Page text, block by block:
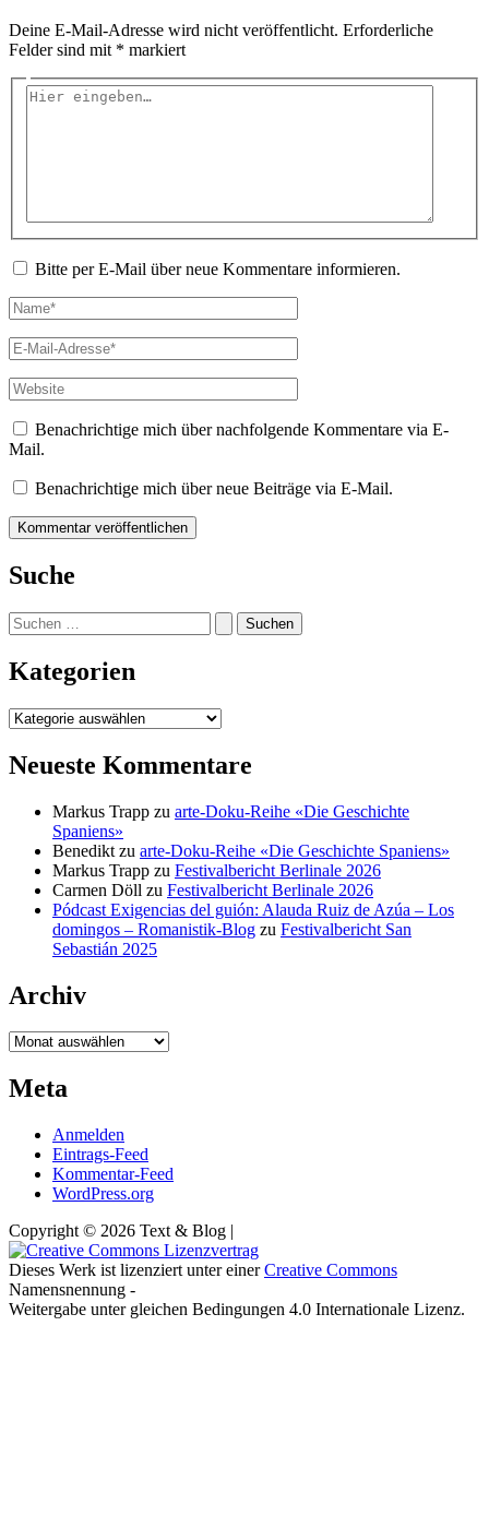
Deine E-Mail-Adresse wird nicht veröffentlicht. Erforderliche
Felder sind mit * markiert
Hier
Bitte per E-Mail über neue Kommentare informieren.
Name*
E-
Mail-
Adresse*
Website
Benachrichtige mich über nachfolgende Kommentare via E-
Mail.
Benachrichtige mich über neue Beiträge via E-Mail.
Suche
Suchen
nach:
Kategorien
Kategorien
Neueste Kommentare
Markus Trapp zu arte-Doku-Reihe «Die Geschichte
Spaniens»
Benedikt zu arte-Doku-Reihe «Die Geschichte Spaniens»
Markus Trapp zu Festivalbericht Berlinale 2026
Carmen Döll zu Festivalbericht Berlinale 2026
Pódcast Exigencias del guión: Alauda Ruiz de Azúa – Los
domingos – Romanistik-Blog zu Festivalbericht San
Sebastián 2025
Archiv
Archiv
Meta
Anmelden
Eintrags-Feed
Kommentar-Feed
WordPress.org
Copyright © 2026 Text & Blog |
Dieses Werk ist lizenziert unter einerCreative Commons
Namensnennung -
Weitergabe unter gleichen Bedingungen 4.0 Internationale Lizenz.